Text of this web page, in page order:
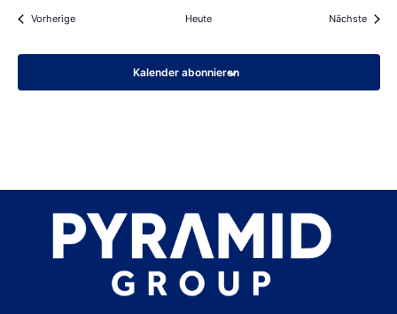
VorherigeVeranstaltungen Heute Nächste
Kalender abonnieren